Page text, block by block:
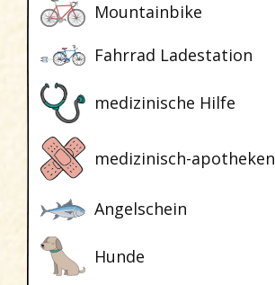
Mountainbike
Fahrrad Ladestation
medizinische Hilfe
medizinisch-apotheken
Angelschein
Hunde